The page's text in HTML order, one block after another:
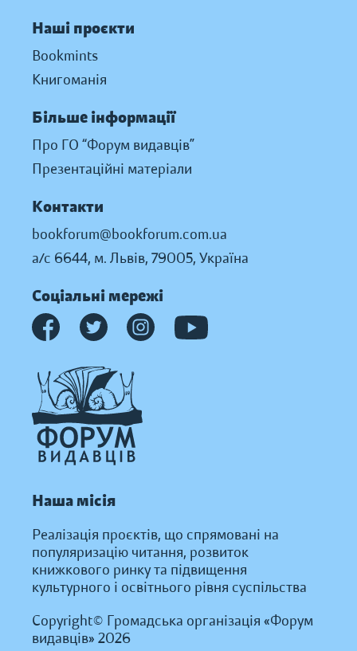
Наші проєкти
Bookmints
Книгоманія
Більше інформації
Про ГО “Форум видавців”
Презентаційні матеріали
Контакти
bookforum@bookforum.com.ua
а/с 6644, м. Львів, 79005, Україна
Соціальні мережі
Наша місія
Реалізація проєктів, що спрямовані на
популяризацію читання, розвиток
книжкового ринку та підвищення
культурного і освітнього рівня суспільства
Copyright© Громадська організація «Форум
видавців» 2026